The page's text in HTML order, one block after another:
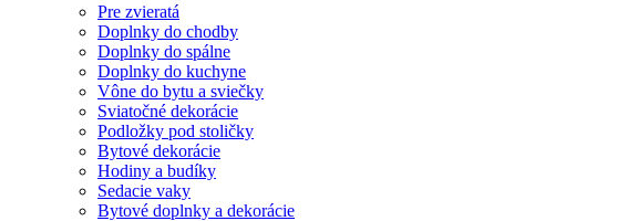
Pre zvieratá
Doplnky do chodby
Doplnky do spálne
Doplnky do kuchyne
Vône do bytu a sviečky
Sviatočné dekorácie
Podložky pod stoličky
Bytové dekorácie
Hodiny a budíky
Sedacie vaky
Bytové doplnky a dekorácie